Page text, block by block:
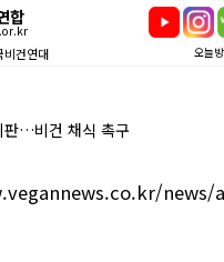
합
비건연대 오늘
판…비건 채식 촉구
news/